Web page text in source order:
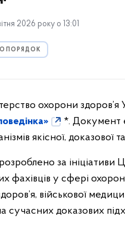
2026 року о 13:01
охорони здоров’я
*. Документ
якісної, доказової
за ініціативи
фахівців у сфері
військової
сучасних доказових